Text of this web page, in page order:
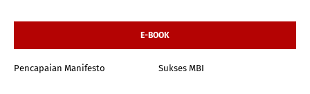
E-BOOK
Pencapaian Manifesto Sukses MBI